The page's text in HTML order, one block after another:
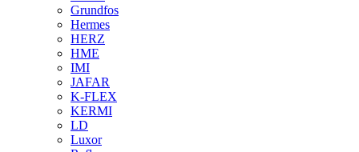
Grundfos
Hermes
HERZ
HME
IMI
JAFAR
K-FLEX
KERMI
LD
Luxor